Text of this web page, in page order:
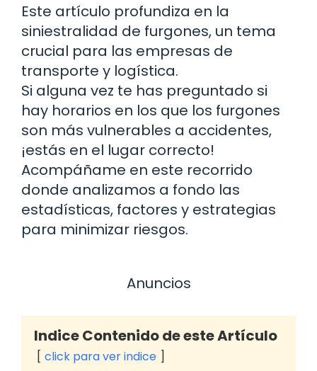
Este artículo profundiza en la
siniestralidad de furgones, un tema
crucial para las empresas de
transporte y logística.
Si alguna vez te has preguntado si
hay horarios en los que los furgones
son más vulnerables a accidentes,
¡estás en el lugar correcto!
Acompáñame en este recorrido
donde analizamos a fondo las
estadísticas, factores y estrategias
para minimizar riesgos.
Anuncios
Indice Contenido de este Artículo
click para ver indice